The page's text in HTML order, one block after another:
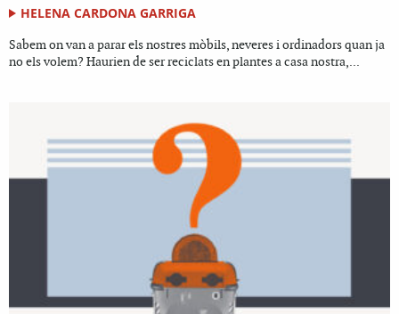
HELENA CARDONA GARRIGA
Sabem on van a parar els nostres mòbils, neveres i ordinadors quan ja
no els volem? Haurien de ser reciclats en plantes a casa nostra,...